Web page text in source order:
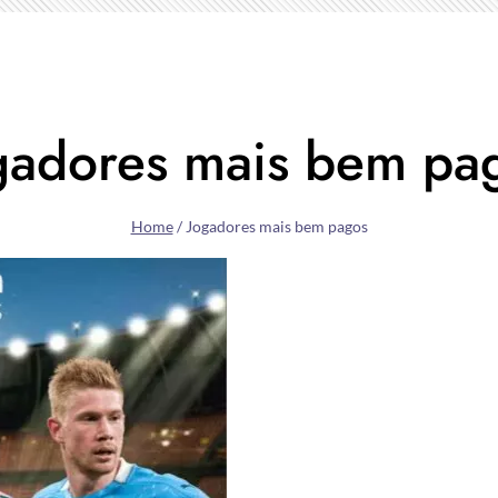
mais bem
Home / Jogadores mais bem pagos